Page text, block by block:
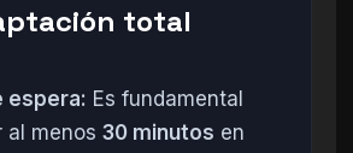
total
espera: Es fundamental
al menos 30 minutos en